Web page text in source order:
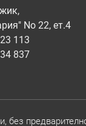
No 22, ет.4
113
837
без